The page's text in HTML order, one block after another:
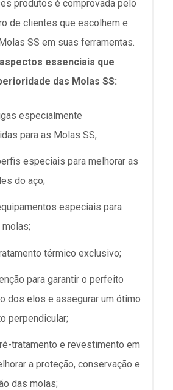
produtos é comprovada pelo
de clientes que escolhem e
SS em suas ferramentas.
essenciais que
das Molas SS:
especialmente
para as Molas SS;
especiais para melhorar as
do aço;
especiais para
térmico exclusivo;
para garantir o perfeito
dos elos e assegurar um ótimo
perpendicular;
tratamento e revestimento em
a proteção, conservação e
das molas;